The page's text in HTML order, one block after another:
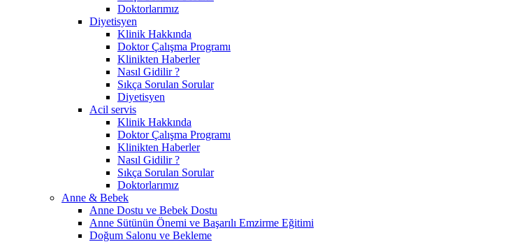
Doktorlarımız
Diyetisyen
Klinik Hakkında
Doktor Çalışma Programı
Klinikten Haberler
Nasıl Gidilir ?
Sıkça Sorulan Sorular
Diyetisyen
Acil servis
Klinik Hakkında
Doktor Çalışma Programı
Klinikten Haberler
Nasıl Gidilir ?
Sıkça Sorulan Sorular
Doktorlarımız
Anne & Bebek
Anne Dostu ve Bebek Dostu
Anne Sütünün Önemi ve Başarılı Emzirme Eğitimi
Doğum Salonu ve Bekleme